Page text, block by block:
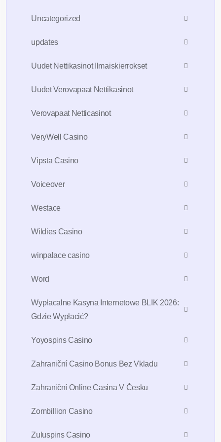
Uncategorized
updates
Uudet Nettikasinot Ilmaiskierrokset
Uudet Verovapaat Nettikasinot
Verovapaat Netticasinot
VeryWell Casino
Vipsta Casino
Voiceover
Westace
Wildies Casino
winpalace casino
Word
Wypłacalne Kasyna Internetowe BLIK 2026:
Gdzie Wypłacić?
Yoyospins Casino
Zahraniční Casino Bonus Bez Vkladu
Zahraniční Online Casina V Česku
Zombillion Casino
Zuluspins Casino